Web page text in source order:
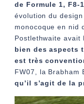
de Formule 1, F8-
évolution du
monocoque en nid
Postlethwaite
bien des aspects
est très
FW07, la Brabham
qu’il s’agit de la